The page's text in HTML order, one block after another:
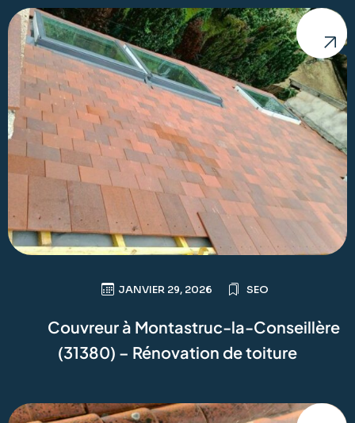
JANVIER 29, 2026 SEO
Couvreur à Montastruc-la-Conseillère
(31380) – Rénovation de toiture